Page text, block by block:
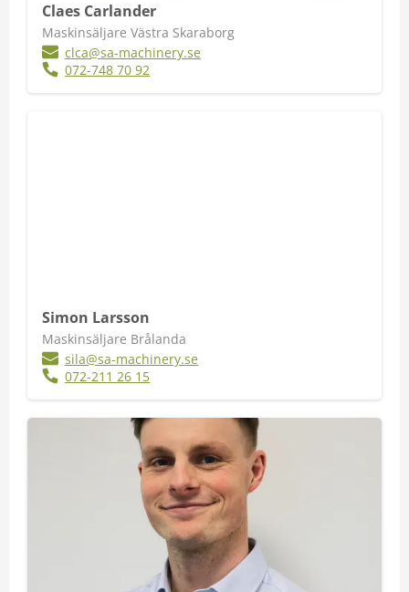
Claes Carlander
Maskinsäljare Västra Skaraborg
clca@sa-machinery.se
072-748 70 92
Simon Larsson
Maskinsäljare Brålanda
sila@sa-machinery.se
072-211 26 15